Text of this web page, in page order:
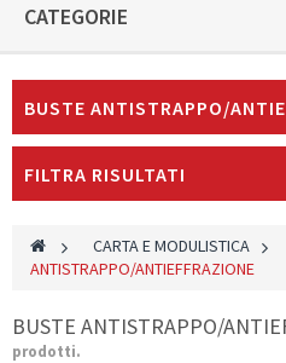
CATEGORIE
BUSTE ANTISTRAPPO/
FILTRA RISULTATI
> CARTA E MODULISTICA >
ANTISTRAPPO/ANTIEFFRAZIONE
BUSTE ANTISTRAPPO/
prodotti.